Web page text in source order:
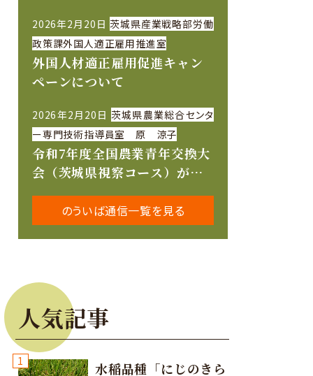
・要望等
理と安定が望まれる
品質重視の出荷を要望
2026年2月20日 茨城県産業戦略部労働
政策課外国人適正雇用推進室
外国人材適正雇用促進キャン
ペーンについて
2026年2月20日 茨城県農業総合センタ
ー専門技術指導員室 原 涼子
令和7年度全国農業青年交換大
会（茨城県視察コース）が開
のういば通信一覧を見る
人気記事
1
水稲品種「にじのきら